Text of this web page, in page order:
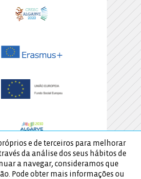
e de terceiros para melhorar
da análise dos seus hábitos de
a navegar, consideramos que
Pode obter mais informações ou